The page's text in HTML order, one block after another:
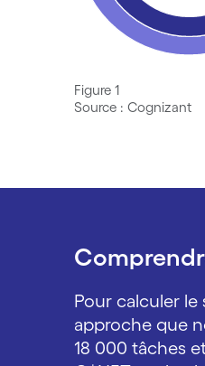
Figure 1
Source : Cognizant
Pour calculer le
approche que
18 000 tâches